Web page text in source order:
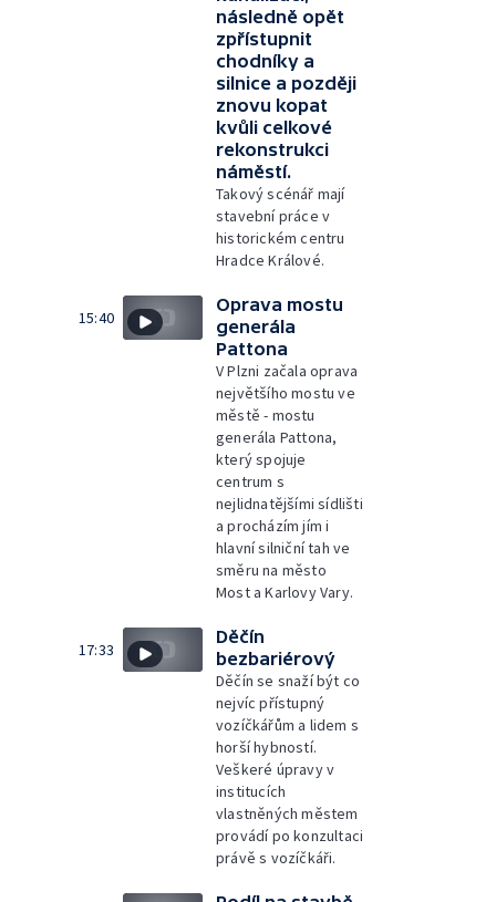
následně opět
zpřístupnit
chodníky a
silnice a později
znovu kopat
kvůli celkové
rekonstrukci
náměstí.
Takový scénář mají
stavební práce v
historickém centru
Hradce Králové.
15:40
Oprava mostu
generála
Pattona
V Plzni začala oprava
největšího mostu ve
městě - mostu
generála Pattona,
který spojuje
centrum s
nejlidnatějšími sídlišti
a procházím jím i
hlavní silniční tah ve
směru na město
Most a Karlovy Vary.
17:33
Děčín
bezbariérový
Děčín se snaží být co
nejvíc přístupný
vozíčkářům a lidem s
horší hybností.
Veškeré úpravy v
institucích
vlastněných městem
provádí po konzultaci
právě s vozíčkáři.